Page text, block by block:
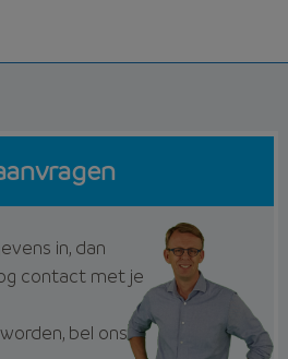
in, dan
contact met je
bel ons